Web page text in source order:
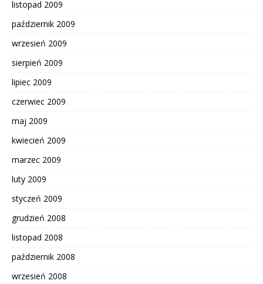
listopad 2009
październik 2009
wrzesień 2009
sierpień 2009
lipiec 2009
czerwiec 2009
maj 2009
kwiecień 2009
marzec 2009
luty 2009
styczeń 2009
grudzień 2008
listopad 2008
październik 2008
wrzesień 2008